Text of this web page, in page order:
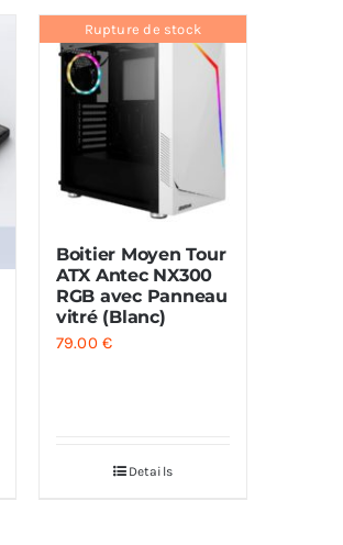
Rupture de stock
Boitier Moyen Tour
ATX Antec NX300
RGB avec Panneau
vitré (Blanc)
79.00€
Details